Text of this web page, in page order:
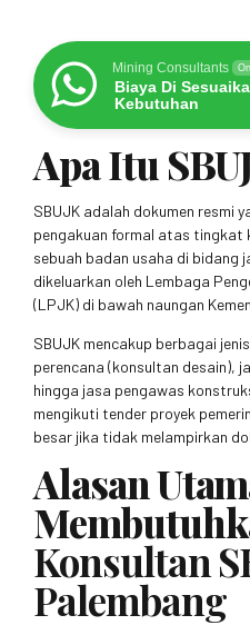
Mining Consultants
Biaya Di
Kebutuhan
Apa Itu
SBUJK adalah dokumen resmi
pengakuan formal atas tingkat
sebuah badan usaha di
dikeluarkan oleh Lembaga
(LPJK) di bawah naungan
SBUJK mencakup berbagai
perencana (konsultan desain),
hingga jasa pengawas
mengikuti tender proyek
besar jika tidak melampirkan
Alasan
Konsultan
Palembang